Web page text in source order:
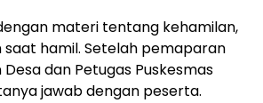
materi tentang kehamilan,
hamil. Setelah pemaparan
dan Petugas Puskesmas
jawab dengan peserta.